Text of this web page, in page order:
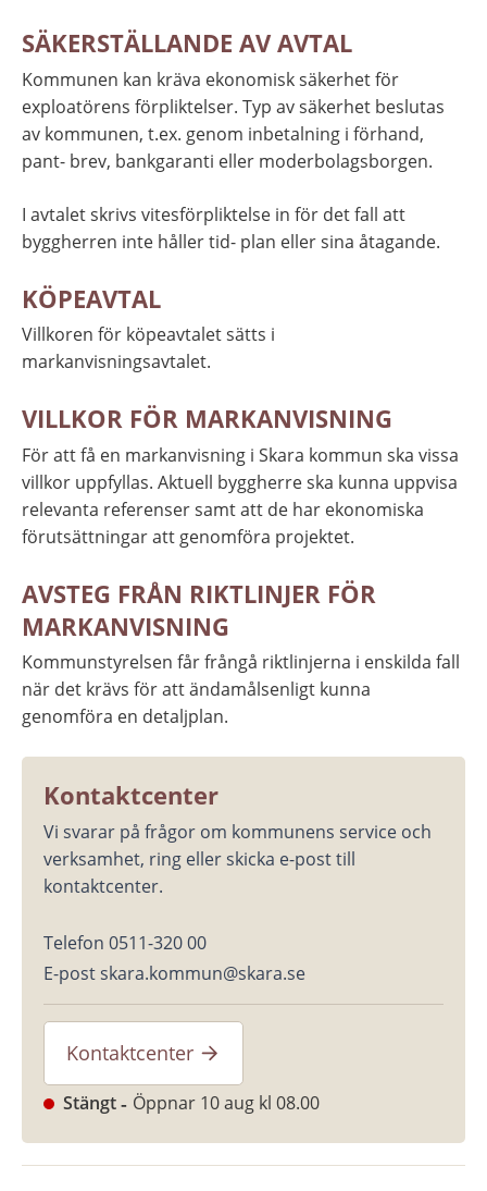
SÄKERSTÄLLANDE AV AVTAL
Kommunen kan kräva ekonomisk säkerhet för
exploatörens förpliktelser. Typ av säkerhet beslutas
av kommunen, t.ex. genom inbetalning i förhand,
pant- brev, bankgaranti eller moderbolagsborgen.
I avtalet skrivs vitesförpliktelse in för det fall att
byggherren inte håller tid- plan eller sina åtagande.
KÖPEAVTAL
Villkoren för köpeavtalet sätts i
markanvisningsavtalet.
VILLKOR FÖR MARKANVISNING
För att få en markanvisning i Skara kommun ska vissa
villkor uppfyllas. Aktuell byggherre ska kunna uppvisa
relevanta referenser samt att de har ekonomiska
förutsättningar att genomföra projektet.
AVSTEG FRÅN RIKTLINJER FÖR
MARKANVISNING
Kommunstyrelsen får frångå riktlinjerna i enskilda fall
när det krävs för att ändamålsenligt kunna
genomföra en detaljplan.
Kontaktcenter
Vi svarar på frågor om kommunens service och
verksamhet, ring eller skicka e-post till
kontaktcenter.
Telefon 0511-320 00
E-post skara.kommun@skara.se
Kontaktcenter
Stängt Öppnar 10 aug kl 08.00